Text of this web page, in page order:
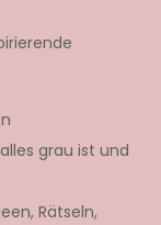
grau ist und
Rätseln,